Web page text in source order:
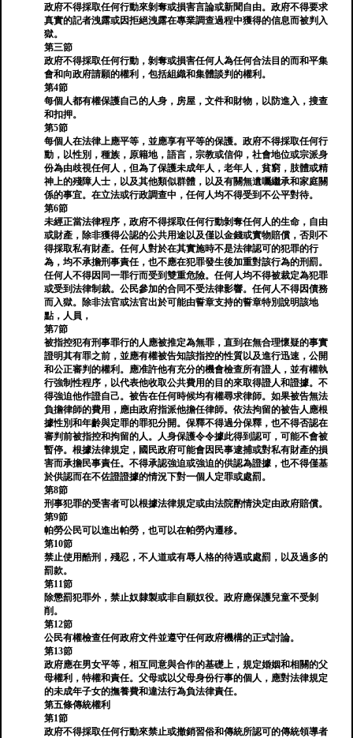
政府不得採取任何行動來剝奪或損害言論或新聞自由。政府不得要求
真實的記者洩露或因拒絕洩露在專業調查過程中獲得的信息而被判入
獄。
第三節
政府不得採取任何行動，剝奪或損害任何人為任何合法目的而和平集
會和向政府請願的權利，包括組織和集體談判的權利。
第4節
每個人都有權保護自己的人身，房屋，文件和財物，以防進入，搜查
和扣押。
第5節
每個人在法律上應平等，並應享有平等的保護。政府不得採取任何行
動，以性別，種族，原籍地，語言，宗教或信仰，社會地位或宗派身
份為由歧視任何人，但為了保護未成年人，老年人，貧窮，肢體或精
神上的殘障人士，以及其他類似群體，以及有關無遺囑繼承和家庭關
係的事宜。在立法或行政調查中，任何人均不得受到不公平對待。
第6節
未經正當法律程序，政府不得採取任何行動剝奪任何人的生命，自由
或財產，除非獲得公認的公共用途以及僅以金錢或實物賠償，否則不
得採取私有財產。任何人對於在其實施時不是法律認可的犯罪的行
為，均不承擔刑事責任，也不應在犯罪發生後加重對該行為的刑罰。
任何人不得因同一罪行而受到雙重危險。任何人均不得被裁定為犯罪
或受到法律制裁。公民參加的合同不受法律影響。任何人不得因債務
而入獄。除非法官或法官出於可能由誓章支持的誓章特別說明該地
點，人員，
第7節
被指控犯有刑事罪行的人應被推定為無罪，直到在無合理懷疑的事實
證明其有罪之前，並應有權被告知該指控的性質以及進行迅速，公開
和公正審判的權利。應准許他有充分的機會檢查所有證人，並有權執
行強制性程序，以代表他收取公共費用的目的來取得證人和證據。不
得強迫他作證自己。被告在任何時候均有權尋求律師。如果被告無法
負擔律師的費用，應由政府指派他擔任律師。依法拘留的被告人應根
據性別和年齡與定罪的罪犯分開。保釋不得過分保釋，也不得否認在
審判前被指控和拘留的人。人身保護令令據此得到認可，可能不會被
暫停。根據法律規定，國民政府可能會因民事逮捕或對私有財產的損
害而承擔民事責任。不得承認強迫或強迫的供認為證據，也不得僅基
於供認而在不佐證證據的情況下對一個人定罪或處罰。
第8節
刑事犯罪的受害者可以根據法律規定或由法院酌情決定由政府賠償。
第9節
帕勞公民可以進出帕勞，也可以在帕勞內遷移。
第10節
禁止使用酷刑，殘忍，不人道或有辱人格的待遇或處罰，以及過多的
罰款。
第11節
除懲罰犯罪外，禁止奴隸製或非自願奴役。政府應保護兒童不受剝
削。
第12節
公民有權檢查任何政府文件並遵守任何政府機構的正式討論。
第13節
政府應在男女平等，相互同意與合作的基礎上，規定婚姻和相關的父
母權利，特權和責任。父母或以父母身份行事的個人，應對法律規定
的未成年子女的撫養費和違法行為負法律責任。
第五條傳統權利
第1節
政府不得採取任何行動來禁止或撤銷習俗和傳統所認可的傳統領導者